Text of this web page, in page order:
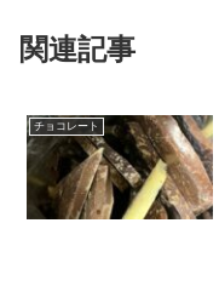
関連記事
チョコレート